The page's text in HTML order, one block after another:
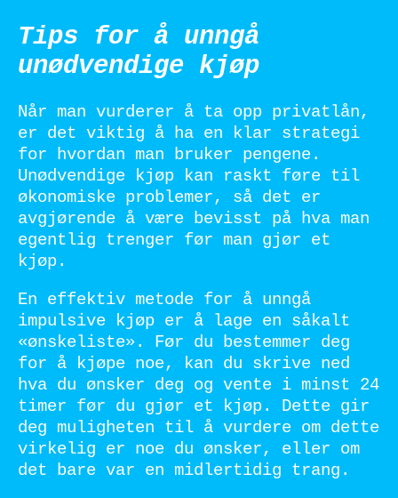
Tips for å unngå
unødvendige kjøp
Når man vurderer å ta opp privatlån,
er det viktig å ha en klar strategi
for hvordan man bruker pengene.
Unødvendige kjøp kan raskt føre til
økonomiske problemer, så det er
avgjørende å være bevisst på hva man
egentlig trenger før man gjør et
kjøp.
En effektiv metode for å unngå
impulsive kjøp er å lage en såkalt
«ønskeliste». Før du bestemmer deg
for å kjøpe noe, kan du skrive ned
hva du ønsker deg og vente i minst 24
timer før du gjør et kjøp. Dette gir
deg muligheten til å vurdere om dette
virkelig er noe du ønsker, eller om
det bare var en midlertidig trang.